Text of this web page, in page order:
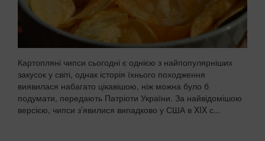
Картопляні чипси сьогодні є однією з найпопулярніших
закусок у світі, однак історія їхнього походження
виявилася набагато цікавішою, ніж можна було б
подумати, передають Патріоти України. За найвідомішою
версією, чипси з’явилися випадково у США в XIX с...